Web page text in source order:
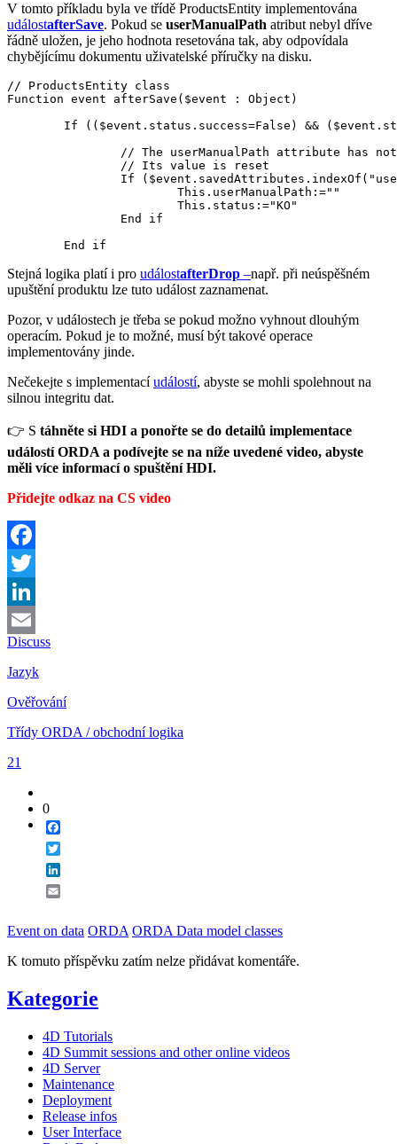
V tomto příkladu byla ve třídě ProductsEntity implementována
událostafterSave. Pokud se userManualPath atribut nebyl dříve
řádně uložen, je jeho hodnota resetována tak, aby odpovídala
chybějícímu dokumentu uživatelské příručky na disku.
// ProductsEntity class
Function event afterSave($event : Object)
	End if
Stejná logika platí i pro událostafterDrop –např. při neúspěšném
upuštění produktu lze tuto událost zaznamenat.
Pozor, v událostech je třeba se pokud možno vyhnout dlouhým
operacím. Pokud je to možné, musí být takové operace
implementovány jinde.
Nečekejte s implementacíudálostí, abyste se mohli spolehnout na
silnou integritu dat.
👉 S táhněte si HDI a ponořte se do detailů implementace
událostí ORDA a podívejte se na níže uvedené video, abyste
měli více informací o spuštění HDI.
Přidejte odkaz na CS video
Facebook
Twitter
LinkedIn
Email
Discuss
Jazyk
Ověřování
Třídy ORDA / obchodní logika
21
0
Event on data ORDA ORDA Data model classes
K tomuto příspěvku zatím nelze přidávat komentáře.
Kategorie
4D Tutorials
4D Summit sessions and other online videos
4D Server
Maintenance
Deployment
Release infos
User Interface